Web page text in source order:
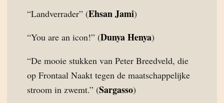
“Landverrader” (Ehsan Jami)
“You are an icon!” (Dunya Henya)
“De mooie stukken van Peter Breedveld, die
op Frontaal Naakt tegen de maatschappelijke
stroom in zwemt.” (Sargasso)